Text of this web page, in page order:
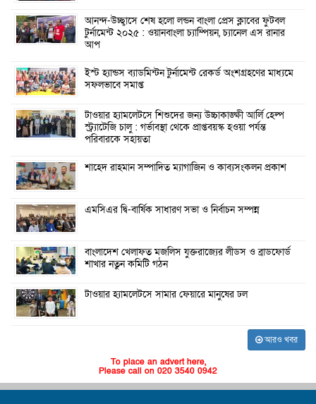
আনন্দ-উচ্ছ্বাসে শেষ হলো লন্ডন বাংলা প্রেস ক্লাবের ফুটবল
টুর্নামেন্ট ২০২৫ : ওয়ানবাংলা চ্যাম্পিয়ন, চ্যানেল এস রানার
আপ
ইস্ট হ্যান্ডস ব্যাডমিন্টন টুর্নামেন্ট রেকর্ড অংশগ্রহণের মাধ্যমে
সফলভাবে সমাপ্ত
টাওয়ার হ্যামলেটসে শিশুদের জন্য উচ্চাকাঙ্ক্ষী আর্লি হেল্প
স্ট্র্যাটেজি চালু : গর্ভাবস্থা থেকে প্রাপ্তবয়স্ক হওয়া পর্যন্ত
পরিবারকে সহায়তা
শাহেদ রাহমান সম্পাদিত ম্যাগাজিন ও কাব্যসংকলন প্রকাশ
এমসিএর দ্বি-বার্ষিক সাধারণ সভা ও নির্বাচন সম্পন্ন
বাংলাদেশ খেলাফত মজলিস যুক্তরাজ্যের লীডস ও ব্রাডফোর্ড
শাখার নতুন কমিটি গঠন
টাওয়ার হ্যামলেটসে সামার ফেয়ারে মানুষের ঢল
আরও খবর
To place an advert here,
Please call on 020 3540 0942